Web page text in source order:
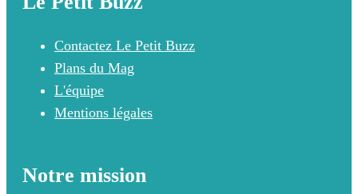
Contactez Le Petit Buzz
Plans du Mag
L'équipe
Mentions légales
Notre mission